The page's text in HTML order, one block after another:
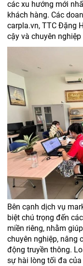
các xu hướng mới
khách hàng. Các
carpla.vn, TTC Đặng
cậy và chuyên
Bên cạnh dịch vụ
biệt chú trọng đến
miền riêng, nhằm
chuyên nghiệp, nâng
động truyền thông.
sự hài lòng tối đa